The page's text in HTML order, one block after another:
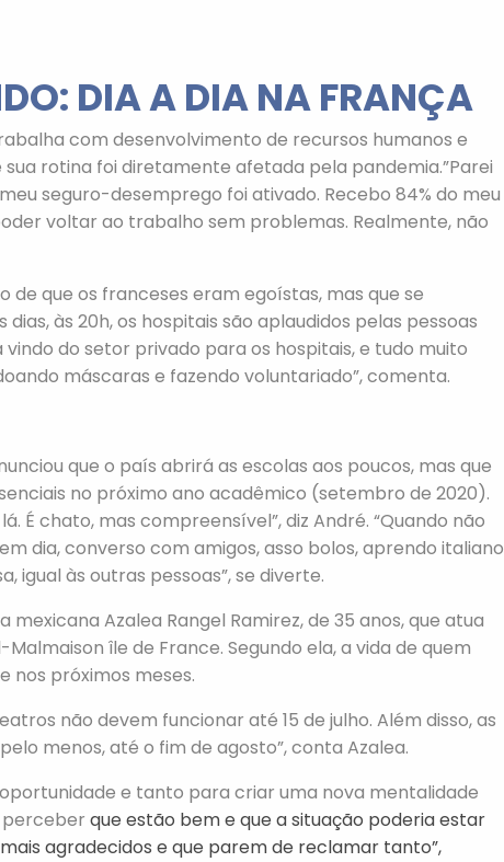
DIA A DIA NA FRANÇA
com desenvolvimento de recursos humanos e
rotina foi diretamente afetada pela pandemia.”Parei
seguro-desemprego foi ativado. Recebo 84% do meu
voltar ao trabalho sem problemas. Realmente, não
que os franceses eram egoístas, mas que se
às 20h, os hospitais são aplaudidos pelas pessoas
vindo do setor privado para os hospitais, e tudo muito
máscaras e fazendo voluntariado”, comenta.
que o país abrirá as escolas aos poucos, mas que
no próximo ano acadêmico (setembro de 2020).
É chato, mas compreensível”, diz André. “Quando não
dia, converso com amigos, asso bolos, aprendo italiano
igual às outras pessoas”, se diverte.
Azalea Rangel Ramirez, de 35 anos, que atua
île de France. Segundo ela, a vida de quem
nos próximos meses.
não devem funcionar até 15 de julho. Além disso, as
menos, até o fim de agosto”, conta Azalea.
e tanto para criar uma nova mentalidade
perceber que estão bem e que a situação poderia estar
agradecidos e que parem de reclamar tanto”,